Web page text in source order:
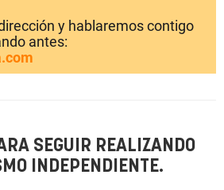
y hablaremos contigo
antes:
SEGUIR REALIZANDO
INDEPENDIENTE.